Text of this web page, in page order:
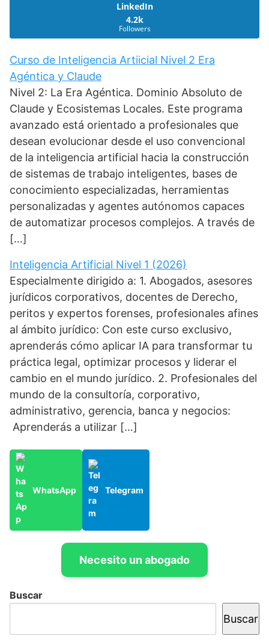
LinkedIn
4.2k
Followers
Curso de Inteligencia Artiicial Nivel 2 Era
Agéntica y Claude
Nivel 2: La Era Agéntica. Dominio Absoluto de
Claude y Ecosistemas Locales. Este programa
avanzado está orientado a profesionales que
desean evolucionar desde el uso convencional
de la inteligencia artificial hacia la construcción
de sistemas de trabajo inteligentes, bases de
conocimiento especializadas, herramientas
personalizadas y agentes autónomos capaces
de automatizar procesos complejos. A través de
[…]
Inteligencia Artificial Nivel 1 (2026)
Especialmente dirigido a: 1. Abogados, asesores
jurídicos corporativos, docentes de Derecho,
peritos y expertos forenses, profesionales afines
al ámbito jurídico: Con este curso exclusivo,
aprenderás cómo aplicar IA para transformar tu
práctica legal, optimizar procesos y liderar el
cambio en el mundo jurídico. 2. Profesionales del
mundo de la consultoría, corporativo,
administrativo, gerencia, banca y negocios:
Aprenderás a utilizar […]
WhatsApp Telegram
Necesito un abogado
Buscar
Buscar